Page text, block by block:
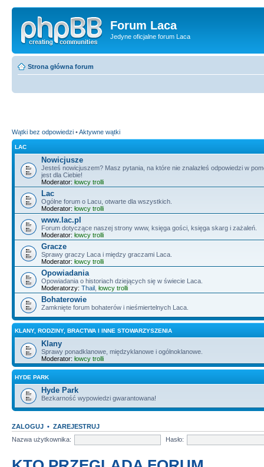
Forum Laca
Jedyne oficjalne forum Laca
Strona główna forum
Wątki bez odpowiedzi •Aktywne wątki
LAC
Nowicjusze
Jesteś nowicjuszem? Masz pytania, na które nie znalazłeś odpowiedzi w
jest dla Ciebie!
Moderator: łowcy trolli
Lac
Ogólne forum o Lacu, otwarte dla wszystkich.
Moderator: łowcy trolli
www.lac.pl
Forum dotyczące naszej strony www, księga gości, księga skarg i zażaleń.
Moderator: łowcy trolli
Gracze
Sprawy graczy Laca i między graczami Laca.
Moderator: łowcy trolli
Opowiadania
Opowiadania o historiach dziejących się w świecie Laca.
Moderatorzy: Thail łowcy trolli
Bohaterowie
Zamknięte forum bohaterów i nieśmiertelnych Laca.
KLANY, RODZINY, BRACTWA I INNE STOWARZYSZENIA
Klany
Sprawy ponadklanowe, międzyklanowe i ogólnoklanowe.
Moderator: łowcy trolli
HYDE PARK
Hyde Park
Bezkarność wypowiedzi gwarantowana!
ZALOGUJ • ZAREJESTRUJ
Nazwa użytkownika:
Hasło: